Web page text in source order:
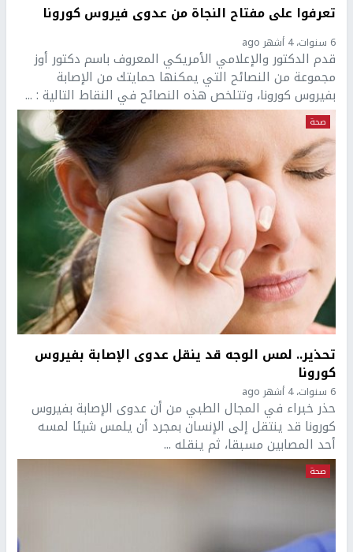
تعرفوا على مفتاح النجاة من عدوى فيروس كورونا
6 سنوات، 4 أشهر ago
قدم الدكتور والإعلامي الأمريكي المعروف باسم دكتور أوز
مجموعة من النصائح التي يمكنها حمايتك من الإصابة
بفيروس كورونا، وتتلخص هذه النصائح في النقاط التالية : ...
صحة
تحذير.. لمس الوجه قد ينقل عدوى الإصابة بفيروس
كورونا
6 سنوات، 4 أشهر ago
حذر خبراء في المجال الطبي من أن عدوى الإصابة بفيروس
كورونا قد ينتقل إلى الإنسان بمجرد أن يلمس شيئا لمسه
أحد المصابين مسبقا، ثم ينقله ...
صحة